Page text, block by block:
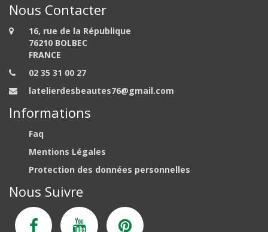
Nous Contacter
16, rue de la République
76210 BOLBEC
FRANCE
02 35 31 00 27
latelierdesbeautes76@gmail.com
Informations
Faq
Mentions Légales
Protection des données personnelles
Nous Suivre